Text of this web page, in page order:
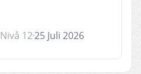
Nivå 1225 Juli 2026